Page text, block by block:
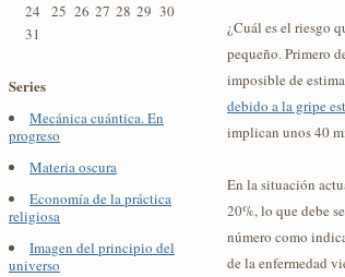
24
25 26 27 28 29 30
31
Series
Mecánica cuántica. En
progreso
Materia oscura
Economía de la práctica
religiosa
Imagen del principio del
universo
¿Cuál es el riesgo
pequeño. Primero
imposible de
debido a la gripe
implican unos 40
En la situación
20%, lo que debe
número como
de la enfermedad